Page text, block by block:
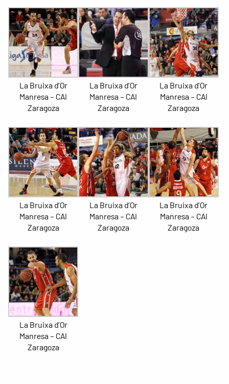
La Bruixa d’Or
Manresa – CAI
Zaragoza
La Bruixa d’Or
Manresa – CAI
Zaragoza
La Bruixa d’Or
Manresa – CAI
Zaragoza
La Bruixa d’Or
Manresa – CAI
Zaragoza
La Bruixa d’Or
Manresa – CAI
Zaragoza
La Bruixa d’Or
Manresa – CAI
Zaragoza
La Bruixa d’Or
Manresa – CAI
Zaragoza